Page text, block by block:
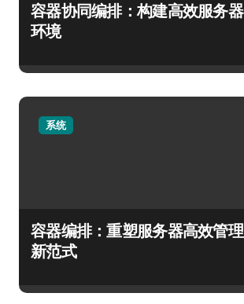
容器协同编排：构建高效服务器
环境
系统
容器编排：重塑服务器高效管理
新范式